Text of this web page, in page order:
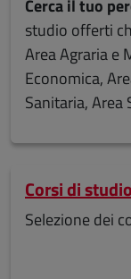
Cerca il tuo
studio offerti
Area Agraria e
Economica,
Sanitaria, Area
Corsi di
Selezione dei